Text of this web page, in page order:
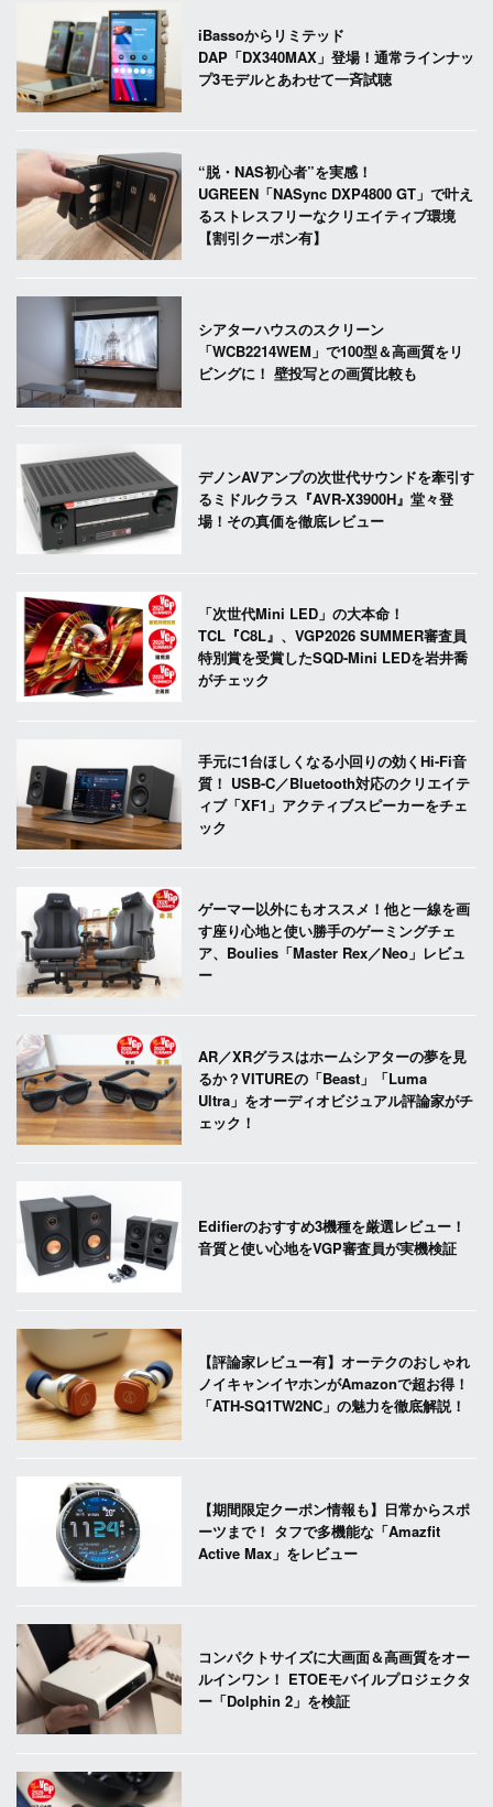
iBassoからリミテッド
DAP「DX340MAX」登場！通常ラインナッ
プ3モデルとあわせて一斉試聴
“脱・NAS初心者”を実感！
UGREEN「NASync DXP4800 GT」で叶え
るストレスフリーなクリエイティブ環境
【割引クーポン有】
シアターハウスのスクリーン
「WCB2214WEM」で100型＆高画質をリ
ビングに！ 壁投写との画質比較も
デノンAVアンプの次世代サウンドを牽引す
るミドルクラス『AVR-X3900H』堂々登
場！その真価を徹底レビュー
「次世代Mini LED」の大本命！
TCL『C8L』、VGP2026 SUMMER審査員
特別賞を受賞したSQD-Mini LEDを岩井喬
がチェック
手元に1台ほしくなる小回りの効くHi-Fi音
質！ USB-C／Bluetooth対応のクリエイテ
ィブ「XF1」アクティブスピーカーをチェ
ック
ゲーマー以外にもオススメ！他と一線を画
す座り心地と使い勝手のゲーミングチェ
ア、Boulies「Master Rex／Neo」レビュ
ー
AR／XRグラスはホームシアターの夢を見
るか？VITUREの「Beast」「Luma
Ultra」をオーディオビジュアル評論家がチ
ェック！
Edifierのおすすめ3機種を厳選レビュー！
音質と使い心地をVGP審査員が実機検証
【評論家レビュー有】オーテクのおしゃれ
ノイキャンイヤホンがAmazonで超お得！
「ATH-SQ1TW2NC」の魅力を徹底解説！
【期間限定クーポン情報も】日常からスポ
ーツまで！ タフで多機能な「Amazfit
Active Max」をレビュー
コンパクトサイズに大画面＆高画質をオー
ルインワン！ ETOEモバイルプロジェクタ
ー「Dolphin 2」を検証